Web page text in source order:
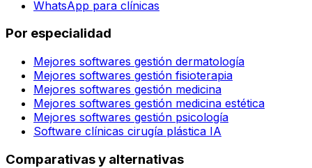
WhatsApp para clínicas
Por especialidad
Mejores softwares gestión dermatología
Mejores softwares gestión fisioterapia
Mejores softwares gestión medicina
Mejores softwares gestión medicina estética
Mejores softwares gestión psicología
Software clínicas cirugía plástica IA
Comparativas y alternativas